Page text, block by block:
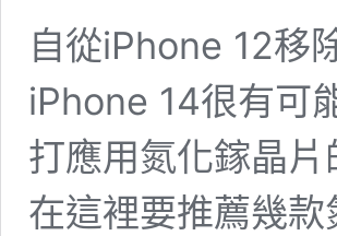
自從iPhone 12移
iPhone 14很有可
打應用氮化鎵晶
在這裡要推薦幾